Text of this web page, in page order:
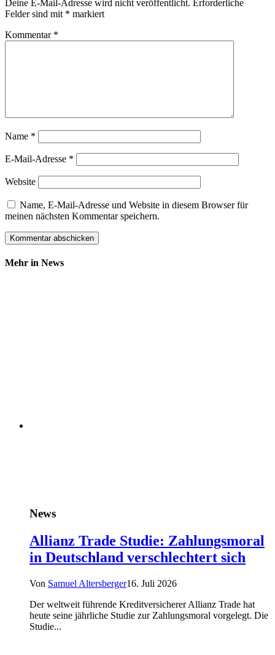
Deine E-Mail-Adresse wird nicht veröffentlicht. Erforderliche
Felder sind mit * markiert
Kommentar *
Name *
E-Mail-Adresse *
Website
Name, E-Mail-Adresse und Website in diesem Browser für
meinen nächsten Kommentar speichern.
Mehr in News
News
Allianz Trade Studie: Zahlungsmoral
in Deutschland verschlechtert sich
Von Samuel Altersberger16. Juli 2026
Der weltweit führende Kreditversicherer Allianz Trade hat
heute seine jährliche Studie zur Zahlungsmoral vorgelegt. Die
Studie...